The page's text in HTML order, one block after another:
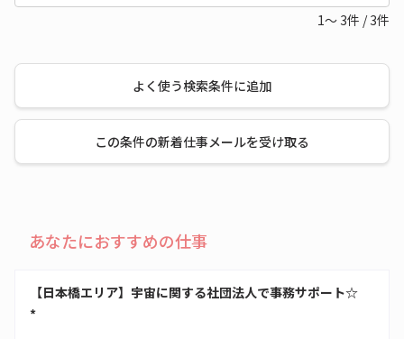
1～ 3件 / 3件
よく使う検索条件に追加
この条件の新着仕事メールを受け取る
あなたにおすすめの仕事
【日本橋エリア】宇宙に関する社団法人で事務サポート☆
*